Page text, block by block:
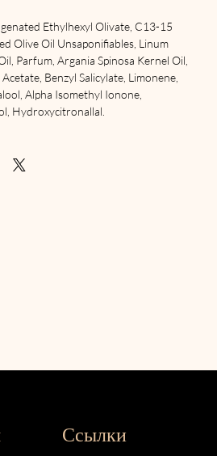
Ethylhexyl Olivate, C13-15
Olive Oil Unsaponifiables, Linum
Parfum, Argania Spinosa Kernel Oil,
Benzyl Salicylate, Limonene,
Alpha Isomethyl Ionone,
Hydroxycitronallal.
Ссылки